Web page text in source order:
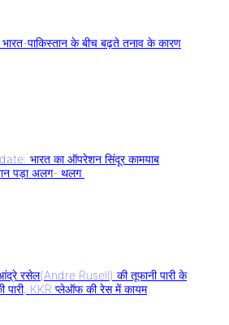
पाकिस्तान के बीच बढ़ते तनाव के कारण
भारत का ऑपरेशन सिंदूर कामयाब
पड़ा अलग- थलग
रसेल(Andre Rusell) की तूफानी पारी के
पारी, KKR प्लेऑफ की रेस में कायम